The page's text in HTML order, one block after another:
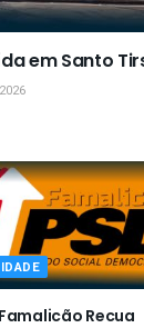
em Santo
Recua